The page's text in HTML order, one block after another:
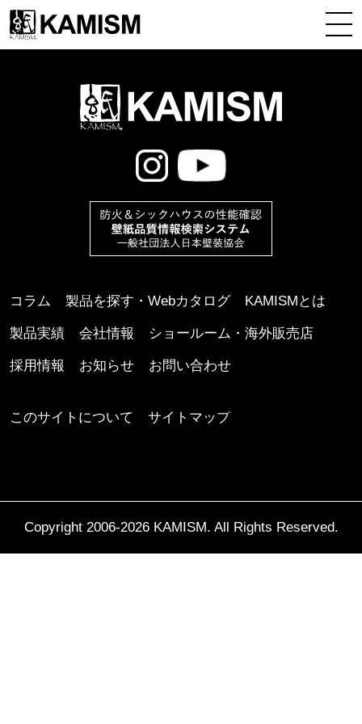
コラム 製品を探す・Webカタログ KAMISMとは
製品実績 会社情報 ショールーム・海外販売店
採用情報 お知らせ お問い合わせ
このサイトについて サイトマップ
Copyright 2006-2026 KAMISM. All Rights Reserved.